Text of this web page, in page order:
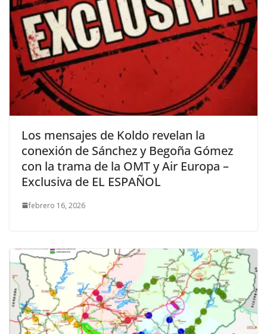
Los mensajes de Koldo revelan la
conexión de Sánchez y Begoña Gómez
con la trama de la OMT y Air Europa –
Exclusiva de EL ESPAÑOL
febrero 16, 2026